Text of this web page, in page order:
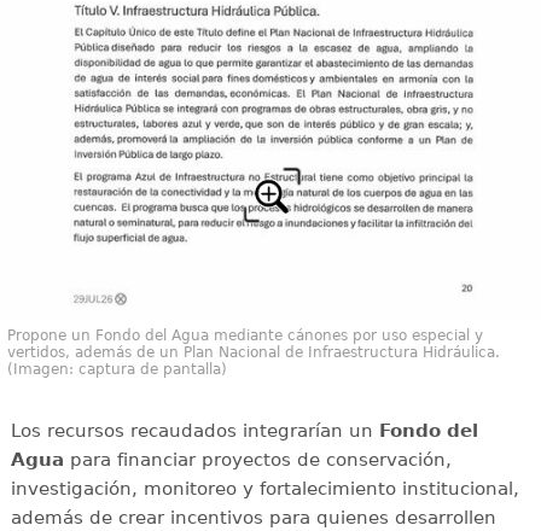
Propone un Fondo del Agua mediante cánones por uso especial y
vertidos, además de un Plan Nacional de Infraestructura Hidráulica.
(Imagen: captura de pantalla)
Los recursos recaudados integrarían un Fondo del
Agua para financiar proyectos de conservación,
investigación, monitoreo y fortalecimiento institucional,
además de crear incentivos para quienes desarrollen